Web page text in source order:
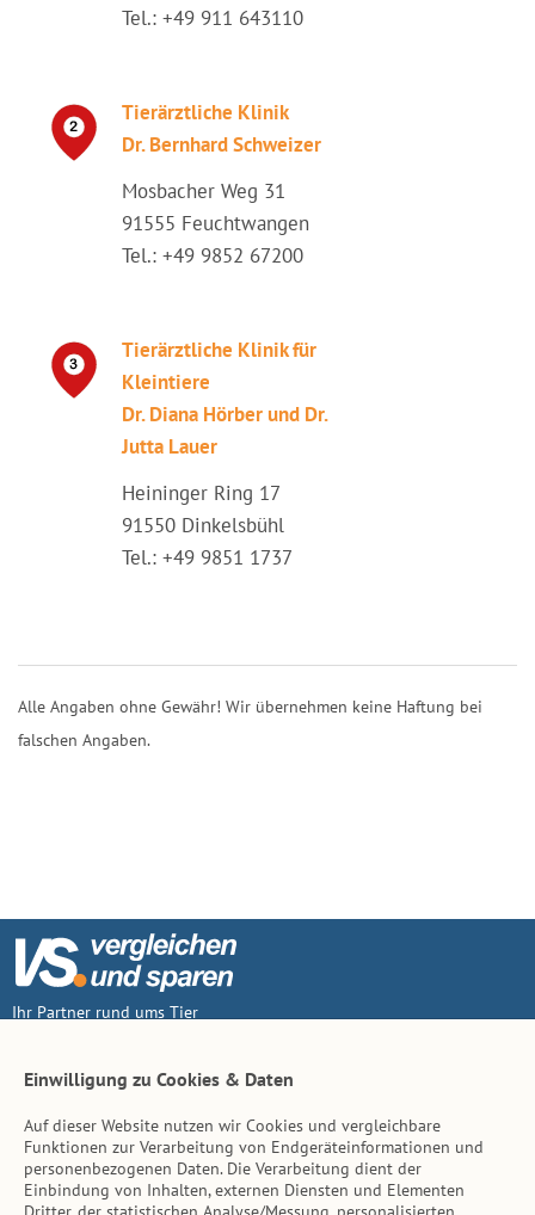
Tel.: +49 911 643110
Tierärztliche Klinik
Dr. Bernhard Schweizer
Mosbacher Weg 31
91555 Feuchtwangen
Tel.: +49 9852 67200
Tierärztliche Klinik für
Kleintiere
Dr. Diana Hörber und Dr.
Jutta Lauer
Heininger Ring 17
91550 Dinkelsbühl
Tel.: +49 9851 1737
Alle Angaben ohne Gewähr! Wir übernehmen keine Haftung bei
falschen Angaben.
Ihr Partner rund ums Tier
Inhalt
Tierarzt-Suche
Einwilligung zu Cookies & Daten
Auf dieser Website nutzen wir Cookies und vergleichbare
Funktionen zur Verarbeitung von Endgeräteinformationen und
personenbezogenen Daten. Die Verarbeitung dient der
Einbindung von Inhalten, externen Diensten und Elementen